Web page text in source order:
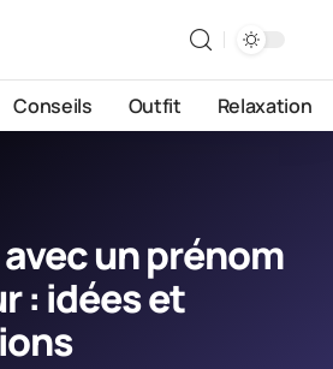
Conseils Outfit Relaxation
un prénom
: idées et